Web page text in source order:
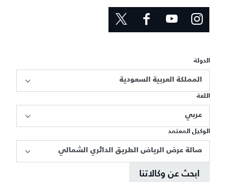
الدولة
المملكة العربية السعودية
اللغة
عربي
الوكيل المعتمد
صالة عرض الرياض الطريق الدائري الشمالي
ابحث عن وكالاتنا